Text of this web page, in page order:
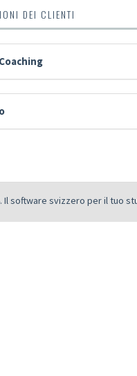
DEI CLIENTI
Il software svizzero per il tuo